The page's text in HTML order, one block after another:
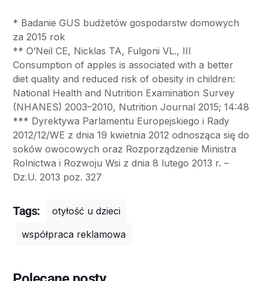
* Badanie GUS budżetów gospodarstw domowych
za 2015 rok
** O’Neil CE, Nicklas TA, Fulgoni VL., III
Consumption of apples is associated with a better
diet quality and reduced risk of obesity in children:
National Health and Nutrition Examination Survey
(NHANES) 2003–2010, Nutrition Journal 2015; 14:48
*** Dyrektywa Parlamentu Europejskiego i Rady
2012/12/WE z dnia 19 kwietnia 2012 odnosząca się do
soków owocowych oraz Rozporządzenie Ministra
Rolnictwa i Rozwoju Wsi z dnia 8 lutego 2013 r. –
Dz.U. 2013 poz. 327
Tags:
otyłość u dzieci
współpraca reklamowa